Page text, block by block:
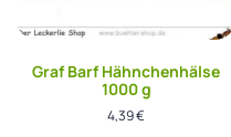
Graf Barf Hähnchenhälse
1000 g
4,39€